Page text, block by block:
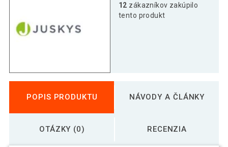
12 zákazníkov zakúpilo
tento produkt
POPIS PRODUKTU NÁVODY A ČLÁNKY
OTÁZKY (0) RECENZIA